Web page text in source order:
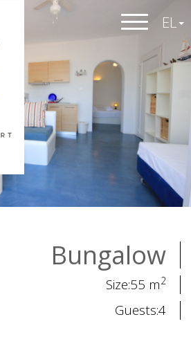
EL
Bungalow
Size:55 m2
Guests:4